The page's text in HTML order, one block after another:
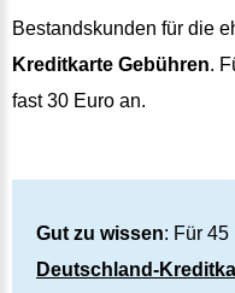
Bestandskunden für die
Kreditkarte Gebühren.
fast 30 Euro an.
Gut zu wissen: Für
Deutschland-